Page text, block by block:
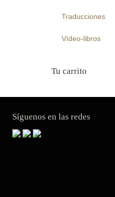
Traducciones
Vídeo-libros
Tu carrito
Síguenos en las redes